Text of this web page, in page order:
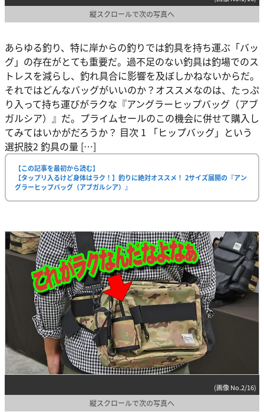
縦スクロールで次の写真へ
あらゆる釣り、特に岸からの釣りでは釣具を持ち運ぶ「バッ
グ」の存在がとても重要だ。過不足のない釣具は釣場でのス
トレスを減らし、釣れ具合に影響を及ぼしかねないからだ。
それではどんなバッグがいいのか？オススメなのは、たっぷ
り入って持ち運びがラクな『アングラーヒップバッグ（アブ
ガルシア）』だ。プライムセールのこの機会に併せて購入し
てみてはいかがだろうか？ 目次 1 「ヒップバッグ」という
選択肢2 釣具の量 […]
【この記事を最初から読む】
【タップリ入るけど身体はラク！】釣りに絶対オススメ！ 2サイズ展開の『アン
グラーヒップバッグ（アブガルシア）』
(画像 No.2/16)
縦スクロールで次の写真へ